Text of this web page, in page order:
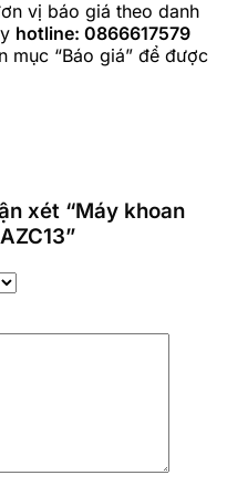
vị báo giá theo danh
hotline: 0866617579
mục “Báo giá” để được
xét “Máy khoan